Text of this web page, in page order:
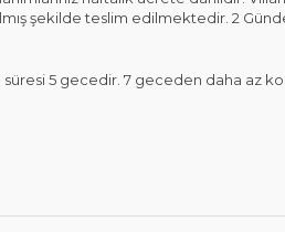
şekilde teslim edilmektedir. 2
5 gecedir. 7 geceden daha az